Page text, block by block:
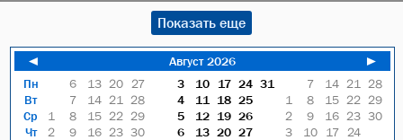
Показать еще
◄ Август 2026
►
Пн
Вт
Ср
Чт
6 13 20
27
7
14 21
28
1
8 15 22 29
2
9 16 23 30
3 10 17 24 31
4
11 18 25
5
12 19 26
6
13 20 27
7 14 21
28
1
8 15 22 29
2
9 16 23 30
3
10 17
24